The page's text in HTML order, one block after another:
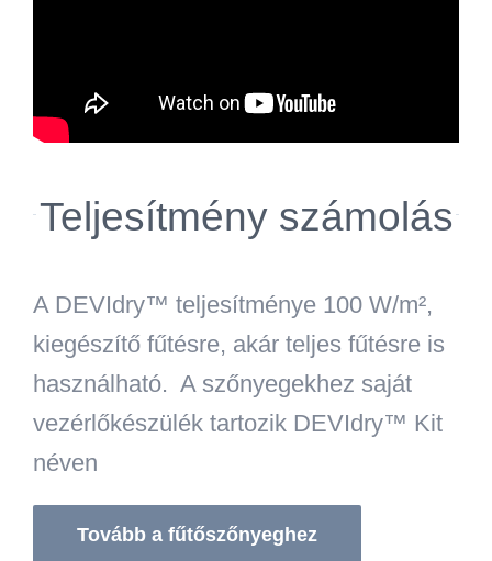
Teljesítmény számolás
A DEVIdry™ teljesítménye 100 W/m²,
kiegészítő fűtésre, akár teljes fűtésre is
használható. A szőnyegekhez saját
vezérlőkészülék tartozik DEVIdry™ Kit
néven
Tovább a fűtőszőnyeghez